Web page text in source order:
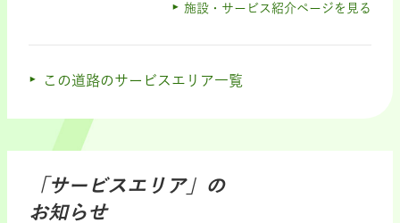
施設・サービス紹介ページを見る
この道路のサービスエリア一覧
「サービスエリア」の
お知らせ